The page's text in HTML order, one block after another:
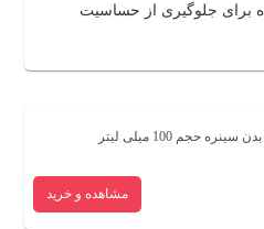
برای جلوگیری از حساسیت
حجم 100 میلی لیتر
مشاهده و خرید